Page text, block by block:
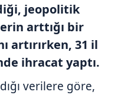
jeopolitik
arttığı bir
artırırken, 31 il
ihracat yaptı.
verilere göre,